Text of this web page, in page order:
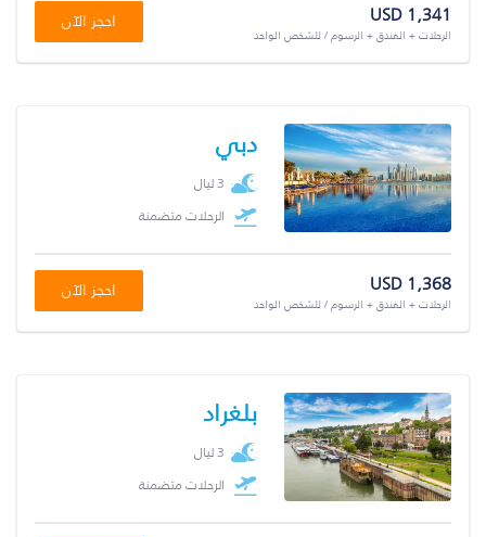
USD 1,341
الرحلات + الفندق + الرسوم / للشخص الواحد
احجز الآن
دبي
3 ليال
الرحلات متضمنة
USD 1,368
الرحلات + الفندق + الرسوم / للشخص الواحد
احجز الآن
بلغراد
3 ليال
الرحلات متضمنة